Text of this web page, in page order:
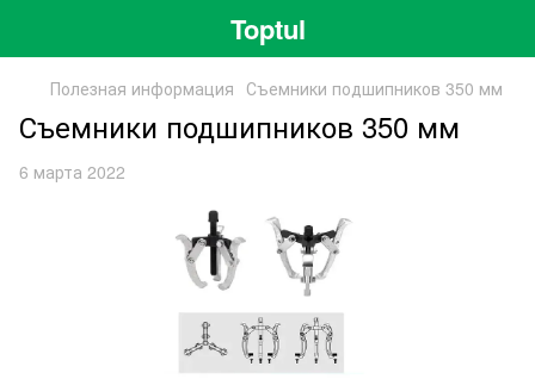
Toptul
Полезная информация Съемники подшипников 350 мм
Съемники подшипников 350 мм
6 марта 2022